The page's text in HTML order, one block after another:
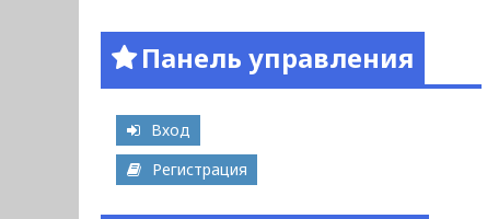
Панель управления
Вход
Регистрация